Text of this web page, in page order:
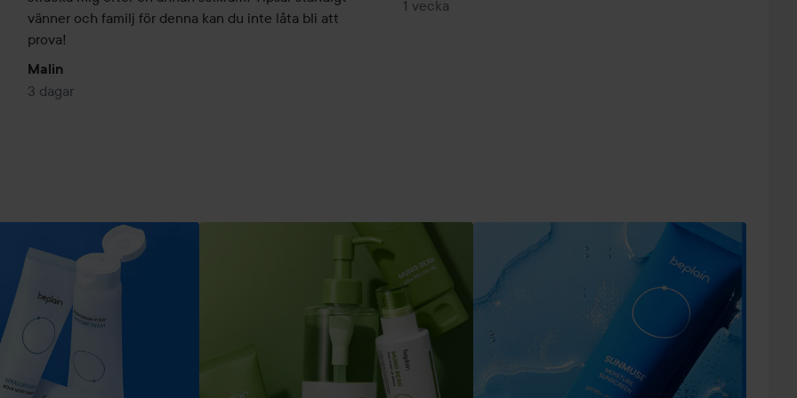
vänner och familj för denna kan du inte låta bli att
prova!
Malin
3 dagar
1 vecka